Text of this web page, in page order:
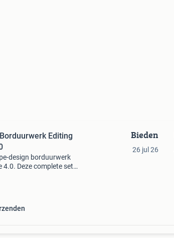
Editing
design borduurwerk
Deze complete set
Bieden
26 jul 26